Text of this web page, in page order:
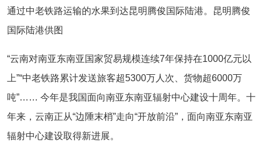
通过中老铁路运输的水果到达昆明腾俊国际陆港。昆明腾俊
国际陆港供图
“云南对南亚东南亚国家贸易规模连续7年保持在1000亿元以
上”“中老铁路累计发送旅客超5300万人次、货物超6000万
吨”…… 今年是我国面向南亚东南亚辐射中心建设十周年。十
年来，云南正从“边陲末梢”走向“开放前沿”，面向南亚东南亚
辐射中心建设取得新进展。